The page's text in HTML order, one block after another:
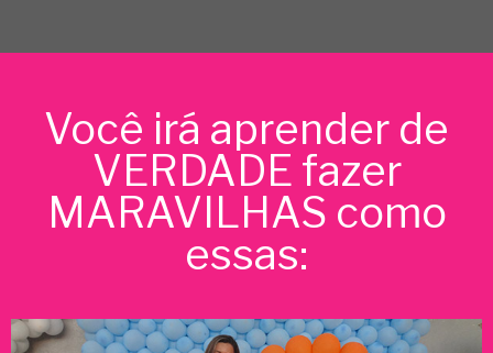
Você irá aprender de
VERDADE fazer
MARAVILHAS como
essas: